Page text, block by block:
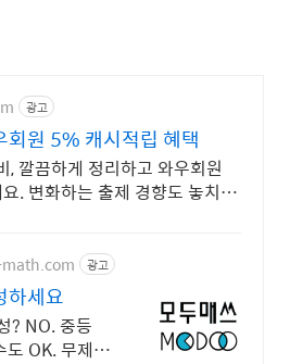
광고
회원 5% 캐시적립 혜택
, 깔끔하게 정리하고 와우회원
. 변화하는 출제 경향도 놓치지
광고
하세요
? NO. 중등
도 OK. 무제한